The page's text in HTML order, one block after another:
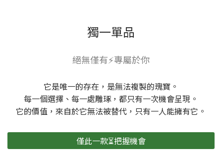
獨一單品
絕無僅有⚡專屬於你
它是唯一的存在，是無法複製的瑰寶。
每一個選擇、每一處雕琢，都只有一次機會呈現。
它的價值，來自於它無法被替代，只有一人能擁有它。
僅此一款⏳把握機會